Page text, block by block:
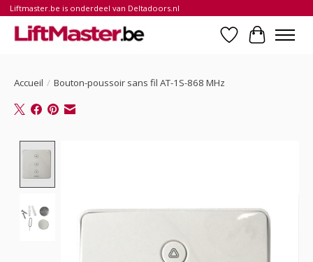
Liftmaster.be is onderdeel van Deltadoors.nl
Liste dePanier
Accueil / Bouton-poussoir sans fil AT-1S-868 MHz